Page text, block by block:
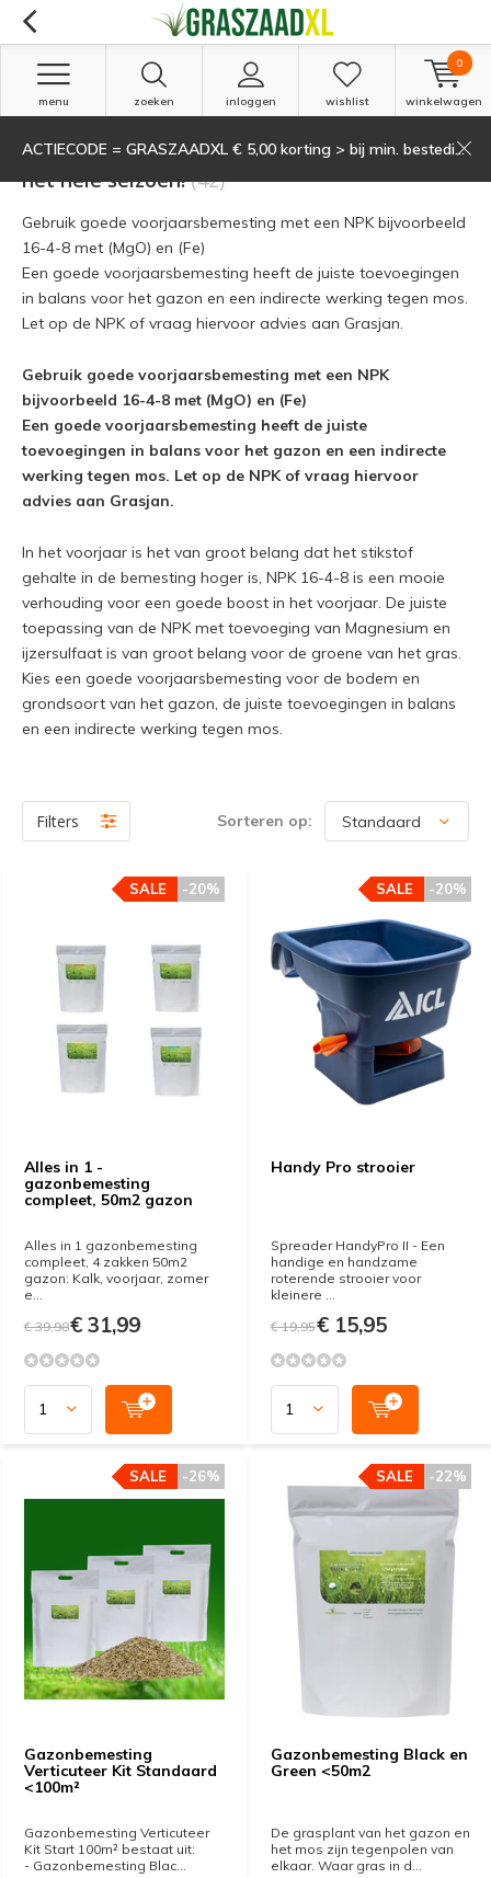
zoeken inloggen
menu wishlist winkelwagen
0
ACTIECODE = GRASZAADXL € 5,00 korting > bij min. besteding van 135,-
Voorjaar gazonbemesting voor elk gazon en
het hele seizoen!(42)
Gebruik goede voorjaarsbemesting met een NPK bijvoorbeeld
16-4-8 met (MgO) en (Fe)
Een goede voorjaarsbemesting heeft de juiste toevoegingen
in balans voor het gazon en een indirecte werking tegen mos.
Let op de NPK of vraag hiervoor advies aan Grasjan.
Gebruik goede voorjaarsbemesting met een NPK
bijvoorbeeld 16-4-8 met (MgO) en (Fe)
Een goede voorjaarsbemesting heeft de juiste
toevoegingen in balans voor het gazon en een indirecte
werking tegen mos. Let op de NPK of vraag hiervoor
advies aan Grasjan.
In het voorjaar is het van groot belang dat het stikstof
gehalte in de bemesting hoger is, NPK 16-4-8 is een mooie
verhouding voor een goede boost in het voorjaar. De juiste
toepassing van de NPK met toevoeging van Magnesium en
ijzersulfaat is van groot belang voor de groene van het gras.
Kies een goede voorjaarsbemesting voor de bodem en
grondsoort van het gazon, de juiste toevoegingen in balans
en een indirecte werking tegen mos.
Filters Sorteren op:
Alles in 1 -
gazonbemesting
compleet, 50m2 gazon
-20%
SALE
Alles in 1 gazonbemesting
compleet, 4 zakken 50m2
gazon: Kalk, voorjaar, zomer
e...
€ 39,98€ 31,99
Handy Pro strooier
-20%
SALE
Spreader HandyPro II - Een
handige en handzame
roterende strooier voor
kleinere ...
€ 19,95€ 15,95
Gazonbemesting
Verticuteer Kit Standaard
<100m²
-26%
SALE
Gazonbemesting Verticuteer
Kit Start 100m² bestaat uit:
- Gazonbemesting Blac...
Gazonbemesting Black en
Green <50m2
-22%
SALE
De grasplant van het gazon en
het mos zijn tegenpolen van
elkaar. Waar gras in d...